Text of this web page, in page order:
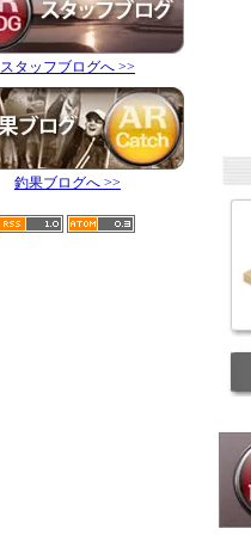
スタッフブログへ >>
釣果ブログへ >>